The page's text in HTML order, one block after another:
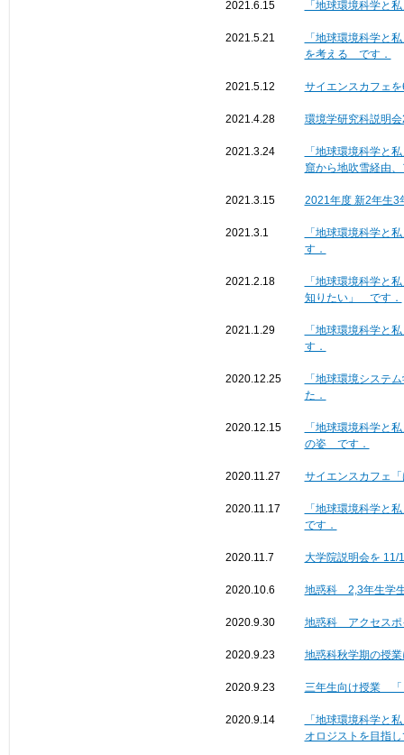
2021.6.15 「地球環境科学
2021.5.21
「地球環境科学
を考える です．
2021.5.12 サイエンスカフェ
2021.4.28 環境学研究科説明
2021.3.24
「地球環境科学
窟から地吹雪経由
2021.3.15 2021年度 新2年生3
2021.3.1
「地球環境科学
す．
2021.2.18
「地球環境科学と
知りたい」 です．
2021.1.29
「地球環境科学
す．
2020.12.25
「地球環境システ
た．
2020.12.15
「地球環境科学と
の姿 です．
2020.11.27 サイエンスカフェ
2020.11.17
「地球環境科学
です．
2020.11.7 大学院説明会を 11/
2020.10.6 地惑科 2,3年生学
2020.9.30 地惑科 アクセスポ
2020.9.23 地惑科秋学期の授
2020.9.23 三年生向け授業 「
2020.9.14
「地球環境科学
オロジストを目指